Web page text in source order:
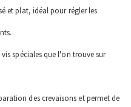
et plat, idéal pour régler les
spéciales que l'on trouve sur
des crevaisons et permet de